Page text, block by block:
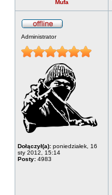
Mufa
Administrator
Dołączył(a): poniedziałek, 16
sty 2012, 15:14
Posty: 4983